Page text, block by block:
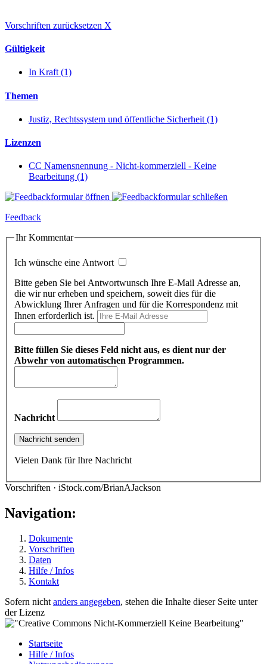
Vorschriften zurücksetzen X
Gültigkeit
In Kraft (1)
Themen
Justiz, Rechtssystem und öffentliche Sicherheit (1)
Lizenzen
CC Namensnennung - Nicht-kommerziell - Keine
Bearbeitung (1)
Feedback
Ihr Kommentar
Ich wünsche eine Antwort
Bitte geben Sie bei Antwortwunsch Ihre E-Mail Adresse an,
die wir nur erheben und speichern, soweit dies für die
Abwicklung Ihrer Anfragen und für die Korrespondenz mit
Ihnen erforderlich ist.
Bitte füllen Sie dieses Feld nicht aus, es dient nur der
Abwehr von automatischen Programmen.
Nachricht
Vielen Dank für Ihre Nachricht
Vorschriften · iStock.com/BrianAJackson
Navigation:
Dokumente
Vorschriften
Daten
Hilfe / Infos
Kontakt
Sofern nicht anders angegeben, stehen die Inhalte dieser Seite unter
der Lizenz
Startseite
Hilfe / Infos